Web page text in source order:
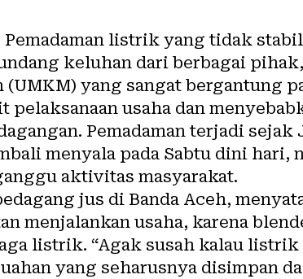
Pemadaman listrik yang tidak
keluhan dari berbagai
(UMKM) yang sangat bergantung
usaha dan
Pemadaman terjadi sejak
menyala pada Sabtu dini hari,
aktivitas masyarakat.
jus di Banda Aceh,
menjalankan usaha, karena
listrik. “Agak susah kalau listrik
yang seharusnya disimpan